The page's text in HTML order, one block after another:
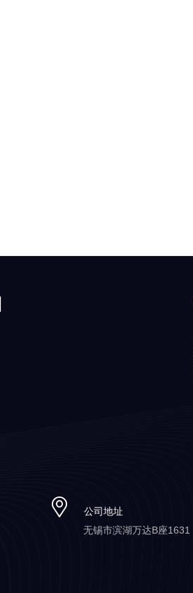
公司地址
无锡市滨湖万达B座1631